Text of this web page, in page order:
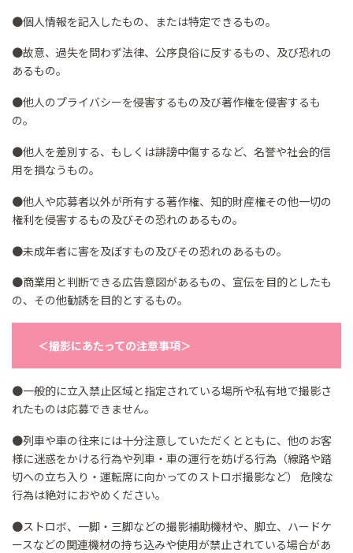
●個人情報を記入したもの、または特定できるもの​。
●故意、過失を問わず法律、公序良俗に反するもの、及び恐れの
あるもの。​
●他人のプライバシーを侵害するもの及び著作権を侵害するも
の。​
●他人を差別する、もしくは誹謗中傷するなど、名誉や社会的信
用を損なうもの。​
●他人や応募者以外が所有する著作権、知的財産権その他一切の
権利を侵害するもの及びその恐れのあるもの。​
●未成年者に害を及ぼすもの及びその恐れのあるもの。​
●商業用と判断できる広告意図があるもの、宣伝を目的としたも
の、その他勧誘を目的とするもの。​
＜撮影にあたっての注意事項＞
●一般的に立入禁止区域と指定されている場所や私有地で撮影さ
れたものは応募できません。​
●列車や車の往来には十分注意していただくとともに、他のお客
様に迷惑をかける行為や列車・車の運行を妨げる行為（線路や踏
切への立ち入り・運転席に向かってのストロボ撮影など） 危険な
行為は絶対におやめください。​
●ストロボ、一脚・三脚などの撮影補助機材や、脚立、ハードケ
ースなどの関連機材の持ち込みや使用が禁止されている場合があ